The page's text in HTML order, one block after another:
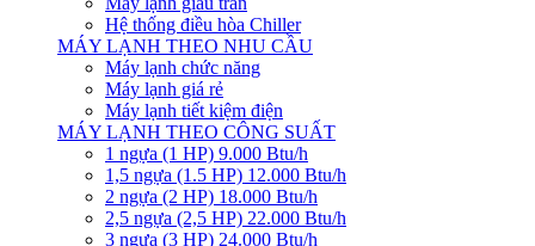
Hệ thống điều hòa Chiller
MÁY LẠNH THEO NHU CẦU
Máy lạnh chức năng
Máy lạnh giá rẻ
Máy lạnh tiết kiệm điện
MÁY LẠNH THEO CÔNG SUẤT
1 ngựa (1 HP) 9.000 Btu/h
1,5 ngựa (1.5 HP) 12.000 Btu/h
2 ngựa (2 HP) 18.000 Btu/h
2,5 ngựa (2,5 HP) 22.000 Btu/h
3 ngựa (3 HP) 24.000 Btu/h